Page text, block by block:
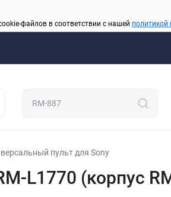
файлов в соответствии с нашей политикой
пульт для Sony
L1770 (корпус